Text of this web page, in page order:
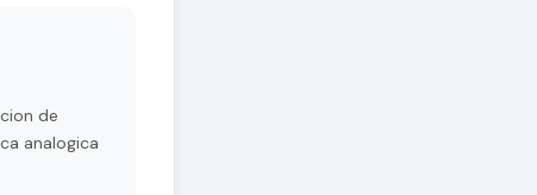
de
analogica